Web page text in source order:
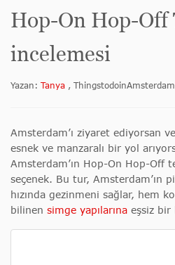
Hop-On Hop-Off
incelemesi
Yazan: Tanya ,
Amsterdam’ı ziyaret ediyorsan
esnek ve manzaralı bir yol
Amsterdam’ın Hop-On Hop-Off
seçenek. Bu tur, Amsterdam’ın
hızında gezinmeni sağlar, hem
bilinen simge yapılarına eşsiz bir